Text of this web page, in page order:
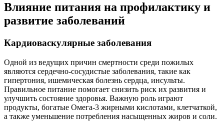
Влияние питания на профилактику и
развитие заболеваний
Кардиоваскулярные заболевания
Одной из ведущих причин смертности среди пожилых
являются сердечно-сосудистые заболевания, такие как
гипертония, ишемическая болезнь сердца, инсульты.
Правильное питание помогает снизить риск их развития и
улучшить состояние здоровья. Важную роль играют
продукты, богатые Омега-3 жирными кислотами, клетчаткой,
а также уменьшение потребления насыщенных жиров и соли.